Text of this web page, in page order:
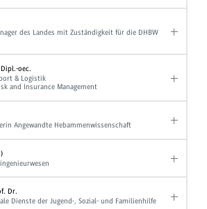
des Landes mit Zuständigkeit für die DHBW
oec.
& Logistik
and Insurance Management
Angewandte Hebammenwissenschaft
Dr.
Dienste der Jugend-, Sozial- und Familienhilfe